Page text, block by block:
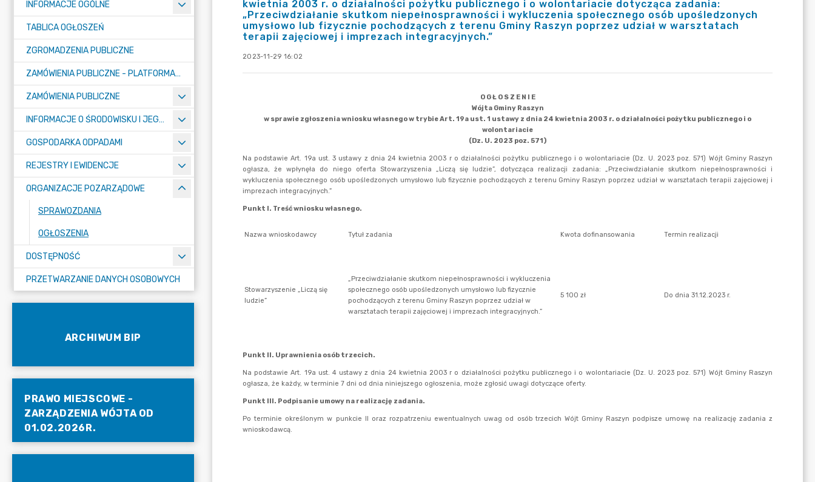
INFORMACJE OGÓLNE
TABLICA OGŁOSZEŃ
ZGROMADZENIA PUBLICZNE
ZAMÓWIENIA PUBLICZNE - PLATFORMA ZAKUPOWA (OD 01.05.2025R.)
ZAMÓWIENIA PUBLICZNE
INFORMACJE O ŚRODOWISKU I JEGO OCHRONIE
GOSPODARKA ODPADAMI
REJESTRY I EWIDENCJE
ORGANIZACJE POZARZĄDOWE
SPRAWOZDANIA
OGŁOSZENIA
DOSTĘPNOŚĆ
PRZETWARZANIE DANYCH OSOBOWYCH
ARCHIWUM BIP
PRAWO MIEJSCOWE -
ZARZĄDZENIA WÓJTA OD
01.02.2026R.
kwietnia 2003 r. o działalności pożytku publicznego i o wolontariacie dotycząca zadania:
„Przeciwdziałanie skutkom niepełnosprawności i wykluczenia społecznego osób upośledzonych
umysłowo lub fizycznie pochodzących z terenu Gminy Raszyn poprzez udział w warsztatach
terapii zajęciowej i imprezach integracyjnych.”
2023-11-29 16:02